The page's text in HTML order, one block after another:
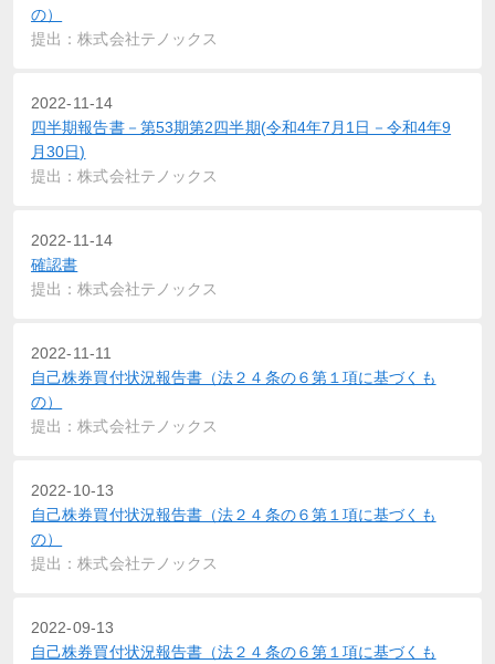
の）
提出：株式会社テノックス
2022-11-14
四半期報告書－第53期第2四半期(令和4年7月1日－令和4年9
月30日)
提出：株式会社テノックス
2022-11-14
確認書
提出：株式会社テノックス
2022-11-11
自己株券買付状況報告書（法２４条の６第１項に基づくも
の）
提出：株式会社テノックス
2022-10-13
自己株券買付状況報告書（法２４条の６第１項に基づくも
の）
提出：株式会社テノックス
2022-09-13
自己株券買付状況報告書（法２４条の６第１項に基づくも